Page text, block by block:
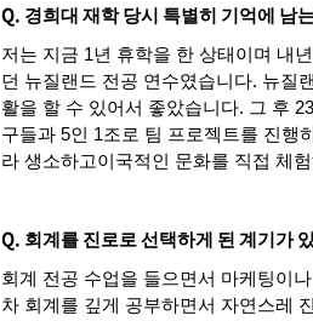
Q. 경희대 재학 당시 특별히 기억에 남
저는 지금 1년 휴학을 한 상태이며 내년
던 뉴질랜드 전공 연수였습니다. 뉴질
활을 할 수 있어서 좋았습니다. 그 후 23
구들과 5인 1조로 팀 프로젝트를 진행
라 생소하고이국적인 문화를 직접 체험
Q. 회계를 진로로 선택하게 된 계기가
회계 전공 수업을 들으면서 마케팅이나
차 회계를 깊게 공부하면서 자연스레